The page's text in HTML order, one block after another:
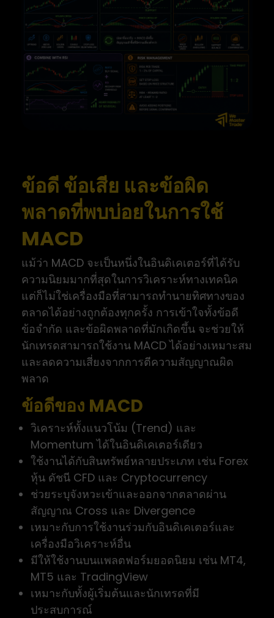
ข้อดี ข้อเสีย และข้อผิด
พลาดที่พบบ่อยในการใช้
MACD
แม้ว่า MACD จะเป็นหนึ่งในอินดิเคเตอร์ที่ได้รับ
ความนิยมมากที่สุดในการวิเคราะห์ทางเทคนิค
แต่ก็ไม่ใช่เครื่องมือที่สามารถทำนายทิศทางของ
ตลาดได้อย่างถูกต้องทุกครั้ง การเข้าใจทั้งข้อดี
ข้อจำกัด และข้อผิดพลาดที่มักเกิดขึ้น จะช่วยให้
นักเทรดสามารถใช้งาน MACD ได้อย่างเหมาะสม
และลดความเสี่ยงจากการตีความสัญญาณผิด
พลาด
ข้อดีของ MACD
วิเคราะห์ทั้งแนวโน้ม (Trend) และ
Momentum ได้ในอินดิเคเตอร์เดียว
ใช้งานได้กับสินทรัพย์หลายประเภท เช่น Forex
หุ้น ดัชนี CFD และ Cryptocurrency
ช่วยระบุจังหวะเข้าและออกจากตลาดผ่าน
สัญญาณ Cross และ Divergence
เหมาะกับการใช้งานร่วมกับอินดิเคเตอร์และ
เครื่องมือวิเคราะห์อื่น
มีให้ใช้งานบนแพลตฟอร์มยอดนิยม เช่น MT4,
MT5 และ TradingView
เหมาะกับทั้งผู้เริ่มต้นและนักเทรดที่มี
ประสบการณ์